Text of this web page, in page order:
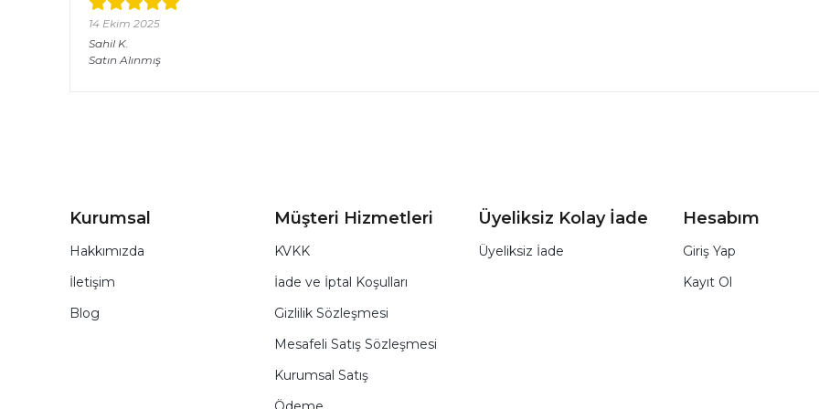
14 Ekim 2025
Sahil K.
Satın Alınmış
Kurumsal
Hakkımızda
İletişim
Blog
Müşteri Hizmetleri
KVKK
İade ve İptal Koşulları
Gizlilik Sözleşmesi
Mesafeli Satış Sözleşmesi
Kurumsal Satış
Üyeliksiz Kolay İade
Üyeliksiz İade
Hesabım
Giriş Yap
Kayıt Ol